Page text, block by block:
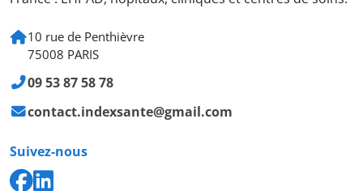
10 rue de Penthièvre
75008 PARIS
09 53 87 58 78
contact.indexsante@gmail.com
Suivez-nous